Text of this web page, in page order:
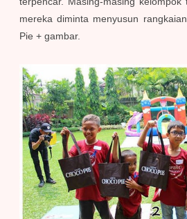
mereka diminta menyusun
Pie + gambar.